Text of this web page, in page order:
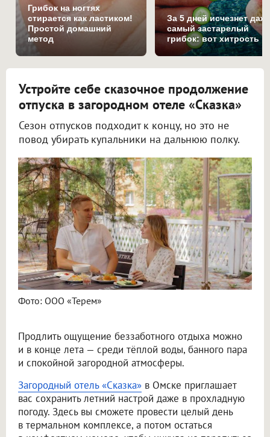
Грибок на ногтях
стирается как ластиком!
Простой домашний
метод
За 5 дней исчезнет
самый застарелый
грибок: вот хитрость
Устройте себе сказочное продолжение
отпуска в загородном отеле «Сказка»
Сезон отпусков подходит к концу, но это не
повод убирать купальники на дальнюю полку.
Фото: ООО «Терем»
Продлить ощущение беззаботного отдыха можно
и в конце лета — среди тёплой воды, банного пара
и спокойной загородной атмосферы.
Загородный отель «Сказка» в Омске приглашает
вас сохранить летний настрой даже в прохладную
погоду. Здесь вы сможете провести целый день
в термальном комплексе, а потом остаться